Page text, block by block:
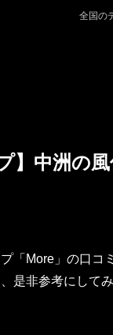
全国の
】中洲の
「More」の口コ
是非参考にしてみ